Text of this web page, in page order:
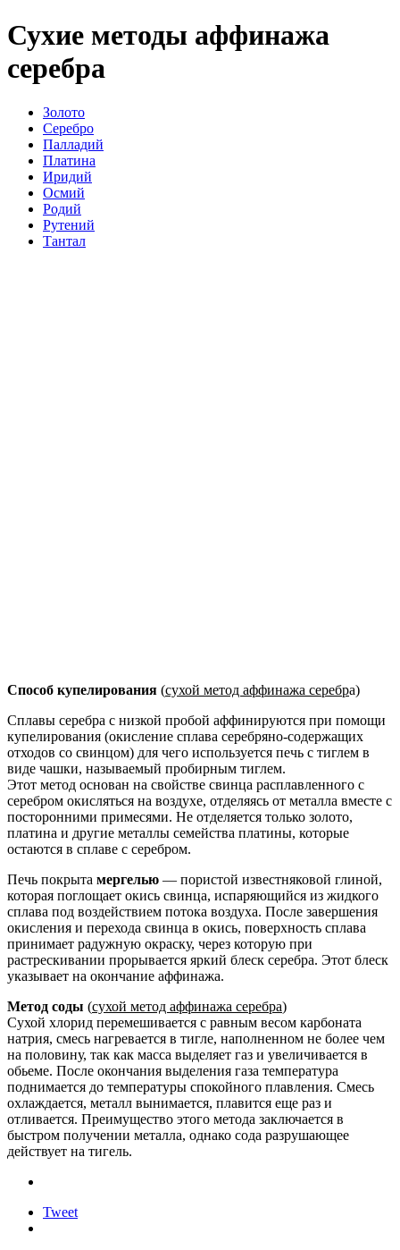
Сухие методы аффинажа
серебра
Золото
Серебро
Палладий
Платина
Иридий
Осмий
Родий
Рутений
Тантал
Способ купелирования (сухой метод аффинажа серебра)
Сплавы серебра с низкой пробой аффинируются при помощи
купелирования (окисление сплава серебряно-содержащих
отходов со свинцом) для чего используется печь с тиглем в
виде чашки, называемый пробирным тиглем.
Этот метод основан на свойстве свинца расплавленного с
серебром окисляться на воздухе, отделяясь от металла вместе с
посторонними примесями. Не отделяется только золото,
платина и другие металлы семейства платины, которые
остаются в сплаве с серебром.
Печь покрыта мергелью — пористой известняковой глиной,
которая поглощает окись свинца, испаряющийся из жидкого
сплава под воздействием потока воздуха. После завершения
окисления и перехода свинца в окись, поверхность сплава
принимает радужную окраску, через которую при
растрескивании прорывается яркий блеск серебра. Этот блеск
указывает на окончание аффинажа.
Метод соды (сухой метод аффинажа серебра)
Сухой хлорид перемешивается с равным весом карбоната
натрия, смесь нагревается в тигле, наполненном не более чем
на половину, так как масса выделяет газ и увеличивается в
обьеме. После окончания выделения газа температура
поднимается до температуры спокойного плавления. Смесь
охлаждается, металл вынимается, плавится еще раз и
отливается. Преимущество этого метода заключается в
быстром получении металла, однако сода разрушающее
действует на тигель.
Tweet